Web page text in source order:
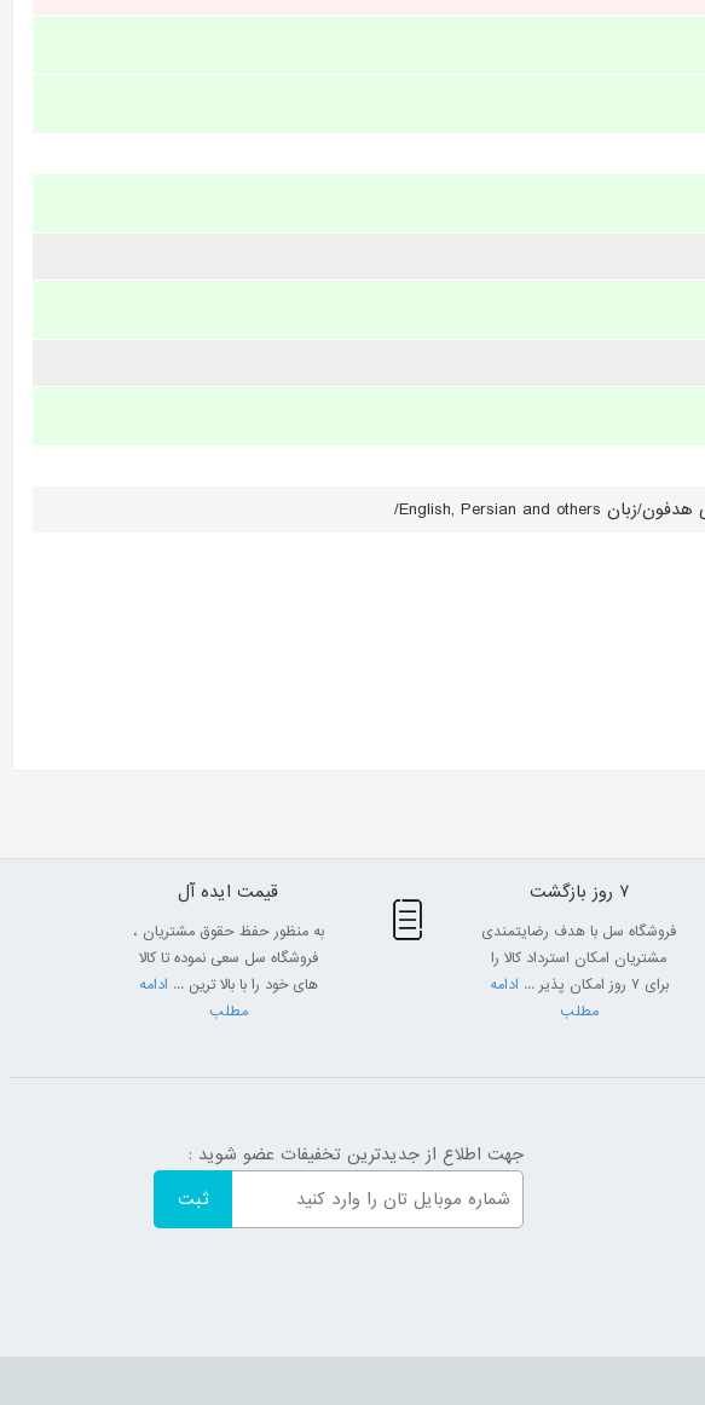
7 روز بازگشت
فروشگاه سل با هدف رضایتمندی
مشتریان امکان استرداد کالا را
برای 7 روز امکان پذیر
... ادامه
مطلب
قیمت ایده آل
به منظور حفظ حقوق مشتریان ،
فروشگاه سل سعی نموده تا کالا
های خود را با بالا ترین ... ادامه
مطلب
جهت اطلاع از جدیدترین تخفیفات عضو شوید :